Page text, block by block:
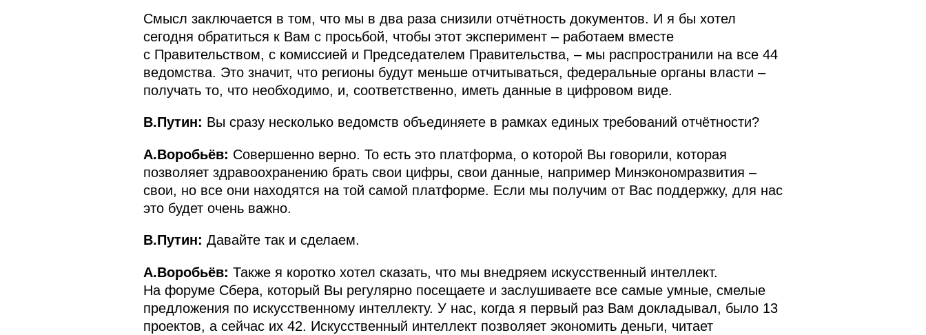
Смысл заключается в том, что мы в два раза снизили отчётность документов. И я бы хотел
сегодня обратиться к Вам с просьбой, чтобы этот эксперимент – работаем вместе
с Правительством, с комиссией и Председателем Правительства, – мы распространили на все 44
ведомства. Это значит, что регионы будут меньше отчитываться, федеральные органы власти –
получать то, что необходимо, и, соответственно, иметь данные в цифровом виде.
В.Путин: Вы сразу несколько ведомств объединяете в рамках единых требований отчётности?
А.Воробьёв: Совершенно верно. То есть это платформа, о которой Вы говорили, которая
позволяет здравоохранению брать свои цифры, свои данные, например Минэкономразвития –
свои, но все они находятся на той самой платформе. Если мы получим от Вас поддержку, для нас
это будет очень важно.
В.Путин: Давайте так и сделаем.
А.Воробьёв: Также я коротко хотел сказать, что мы внедряем искусственный интеллект.
На форуме Сбера, который Вы регулярно посещаете и заслушиваете все самые умные, смелые
предложения по искусственному интеллекту. У нас, когда я первый раз Вам докладывал, было 13
проектов, а сейчас их 42. Искусственный интеллект позволяет экономить деньги, читает